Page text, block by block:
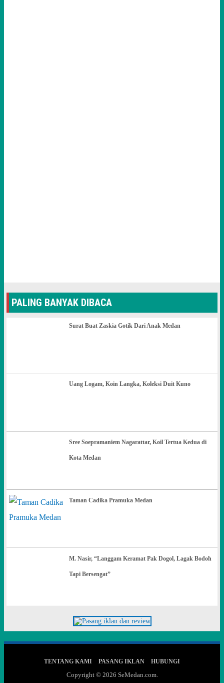
PALING BANYAK DIBACA
Surat Buat Zaskia Gotik Dari Anak Medan
Uang Logam, Koin Langka, Koleksi Duit Kuno
Sree Soepramaniem Nagarattar, Koil Tertua Kedua di
Kota Medan
Taman Cadika Pramuka Medan
M. Nasir, “Langgam Keramat Pak Dogol, Lagak Bodoh
Tapi Bersengat”
TENTANG KAMI PASANG IKLAN
HUBUNGI
Copyright © 2026 SeMedan.com.